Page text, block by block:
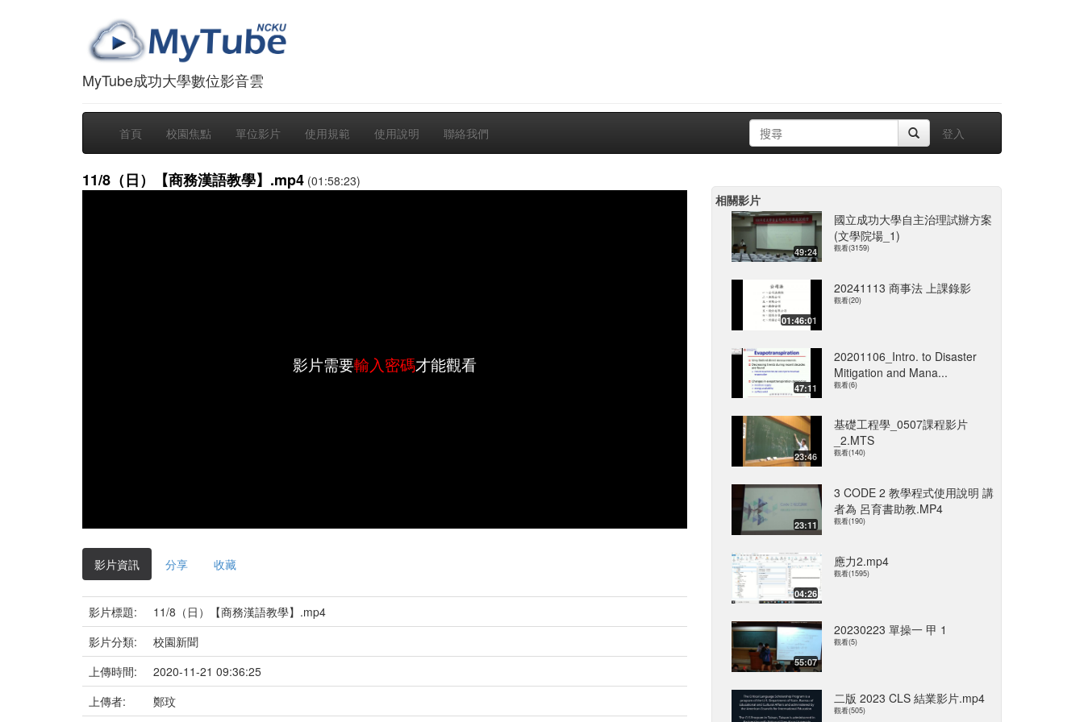
MyTube成功大學數位影音雲
首頁 校園焦點 單位影片 使用規範 使用說明 聯絡我們 登入
11/8（日）【商務漢語教學】.mp4 (01:58:23)
影片需要輸入密碼才能觀看
影片資訊 分享 收藏
影片標題:
11/8（日）【商務漢語教學】.mp4
影片分類:
校園新聞
上傳時間:
2020-11-21 09:36:25
上傳者:
鄭玟
相關影片
49:24
國立成功大學自主治理試辦方案
(文學院場_1)
觀看(3159)
01:46:01
20241113 商事法 上課錄影
觀看(20)
47:11
20201106_Intro. to Disaster
Mitigation and Mana...
觀看(6)
23:46
基礎工程學_0507課程影片
_2.MTS
觀看(140)
23:11
3 CODE 2 教學程式使用說明 講
者為 呂育書助教.MP4
觀看(190)
04:26
應力2.mp4
觀看(1595)
55:07
20230223 單操一 甲 1
觀看(5)
二版 2023 CLS 結業影片.mp4
觀看(505)